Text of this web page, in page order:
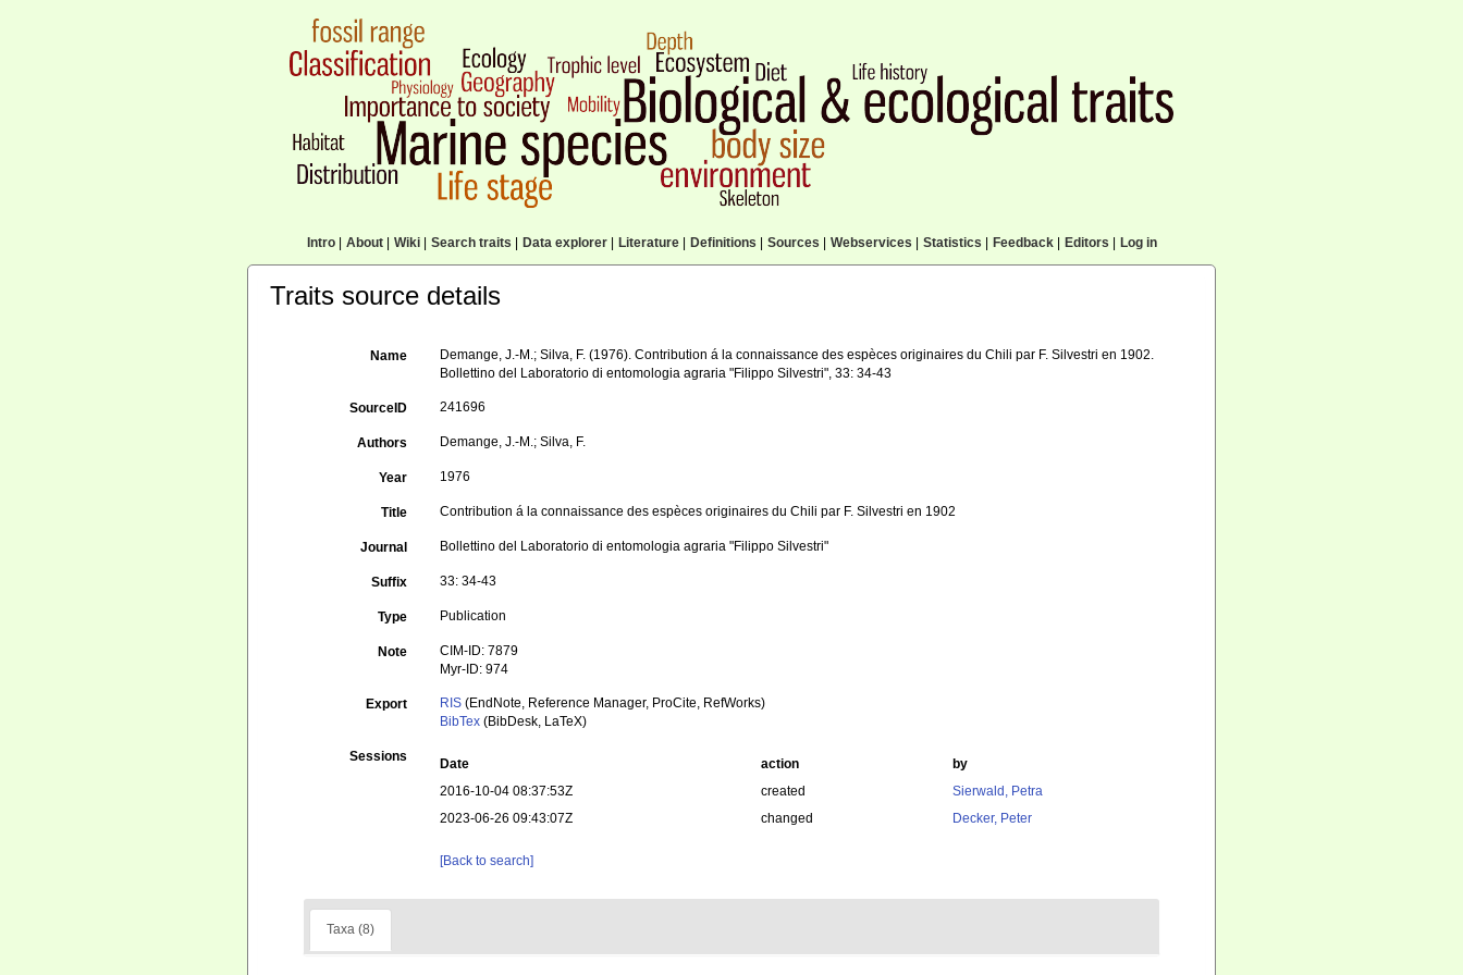
Intro| About| Wiki| Search traits Data explorer| Literature| Definitions Sources Webservices Statistics Feedback| Editors Log in
Traits source details
Name
Demange, J.-M.; Silva, F. (1976). Contribution á la connaissance des espèces originaires du Chili par F. Silvestri en 1902.
Bollettino del Laboratorio di entomologia agraria "Filippo Silvestri", 33: 34-43
SourceID 241696
Authors Demange, J.-M.; Silva, F.
Year 1976
Title Contribution á la connaissance des espèces originaires du Chili par F. Silvestri en 1902
Journal Bollettino del Laboratorio di entomologia agraria "Filippo Silvestri"
Suffix 33: 34-43
Type Publication
Note
CIM-ID: 7879
Myr-ID: 974
Export RIS (EndNote, Reference Manager, ProCite, RefWorks)
BibTex (BibDesk, LaTeX)
Sessions Date action
by
2016-10-04 08:37:53Z
created
Sierwald, Petra
2023-06-26 09:43:07Z
changed Decker, Peter
[Back to search]
Taxa (8)